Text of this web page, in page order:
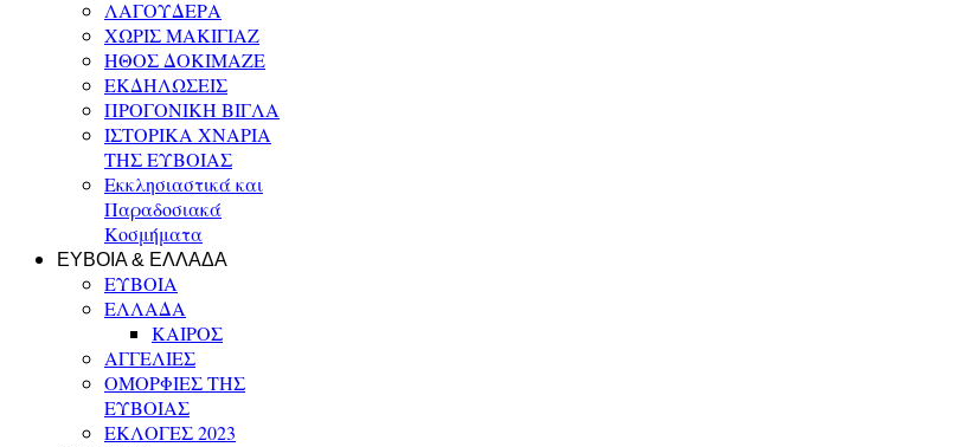
ΛΑΓΟΥΔΕΡΑ
ΧΩΡΙΣ ΜΑΚΙΓΙΑΖ
ΗΘΟΣ ΔΟΚΙΜΑΖΕ
ΕΚΔΗΛΩΣΕΙΣ
ΠΡΟΓΟΝΙΚΗ ΒΙΓΛΑ
ΙΣΤΟΡΙΚΑ ΧΝΑΡΙΑ
ΤΗΣ ΕΥΒΟΙΑΣ
Εκκλησιαστικά και
Παραδοσιακά
Κοσμήματα
ΕΥΒΟΙΑ & ΕΛΛΑΔΑ
ΕΥΒΟΙΑ
ΕΛΛΑΔΑ
ΚΑΙΡΟΣ
ΑΓΓΕΛΙΕΣ
ΟΜΟΡΦΙΕΣ ΤΗΣ
ΕΥΒΟΙΑΣ
ΕΚΛΟΓΕΣ 2023